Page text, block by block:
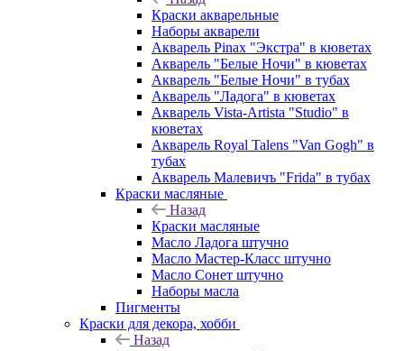
Краски акварельные
Наборы акварели
Акварель Pinax "Экстра" в кюветах
Акварель "Белые Ночи" в кюветах
Акварель "Белые Ночи" в тубах
Акварель "Ладога" в кюветах
Акварель Vista-Artista "Studio" в
кюветах
Акварель Royal Talens "Van Gogh" в
тубах
Акварель Малевичъ "Frida" в тубах
Краски масляные
Назад
Краски масляные
Масло Ладога штучно
Масло Мастер-Класс штучно
Масло Сонет штучно
Наборы масла
Пигменты
Краски для декора, хобби
Назад